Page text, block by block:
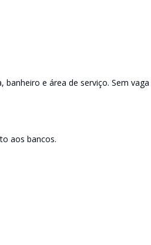
e área de serviço. Sem vaga
aos bancos.